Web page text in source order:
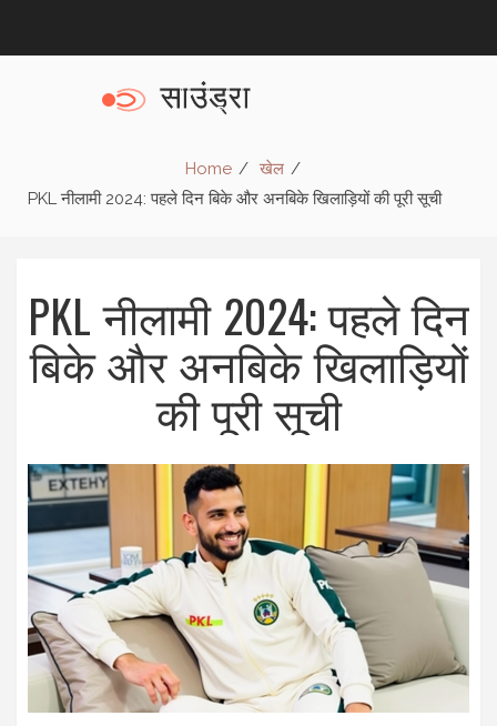
Home
खेल
PKL नीलामी 2024: पहले दिन बिके और अनबिके खिलाड़ियों की पूरी सूची
PKL नीलामी 2024: पहले दिन
बिके और अनबिके खिलाड़ियों
की पूरी सूची